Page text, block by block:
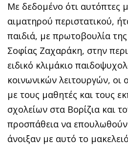
Με δεδομένο ότι αυτόπτες
αιματηρού περιστατικού,
παιδιά, με πρωτοβουλία
Σοφίας Ζαχαράκη, στην
ειδικό κλιμάκιο
κοινωνικών λειτουργών, οι
με τους μαθητές και τους
σχολείων στα Βορίζια και
προσπάθεια να
άνοιξαν με αυτό το